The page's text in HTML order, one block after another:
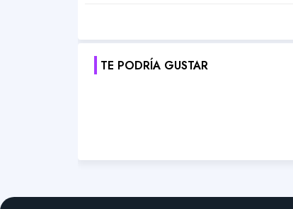
TE PODRÍA GUSTAR